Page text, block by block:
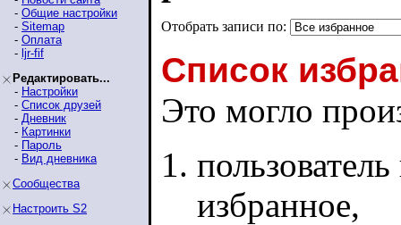
- Общие настройки
- Sitemap
- Оплата
- ljr-fif
Редактировать...
- Настройки
- Список друзей
- Дневник
- Картинки
- Пароль
- Вид дневника
Сообщества
Настроить S2
Отобрать записи по:
Список
Это могло
избранное,